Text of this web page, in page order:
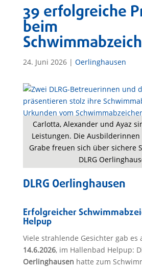
39 erfolgreiche
beim
24. Juni 2026| Oerlinghausen
Carlotta, Alexander und Ayaz
Leistungen. Die Ausbilderinnen
Grabe freuen sich über sichere
DLRG
DLRG Oerlinghausen
Erfolgreicher
Helpup
Viele strahlende Gesichter gab es
14.6.2026, im Hallenbad Helpup:
Oerlinghausen hatte zum